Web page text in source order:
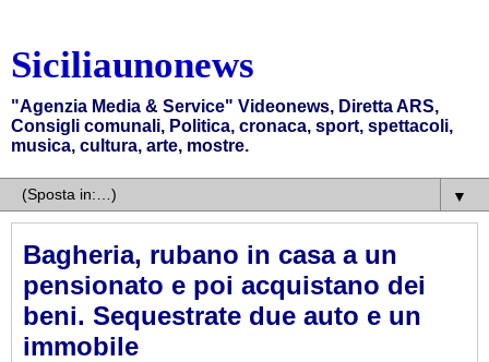
Siciliaunonews
"Agenzia Media & Service" Videonews, Diretta ARS,
Consigli comunali, Politica, cronaca, sport, spettacoli,
musica, cultura, arte, mostre.
▼
Bagheria, rubano in casa a un
pensionato e poi acquistano dei
beni. Sequestrate due auto e un
immobile